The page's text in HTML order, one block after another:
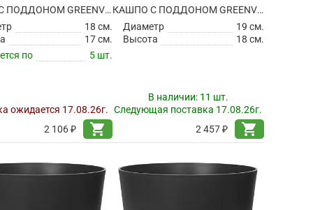
КАШПО С ПОДДОНОМ GREENVILLE ROUND LIVING BLACK
18 см.
17 см.
по
5 шт.
ожидается 17.08.26г.
2 106 ₽
shopping_cart
КАШПО С ПОДДОНОМ GREENVILLE ROUND LIVING BLACK
Диаметр
19 см.
Высота
18 см.
В наличии: 11 шт.
Следующая поставка 17.08.26г.
2 457 ₽
shopping_cart